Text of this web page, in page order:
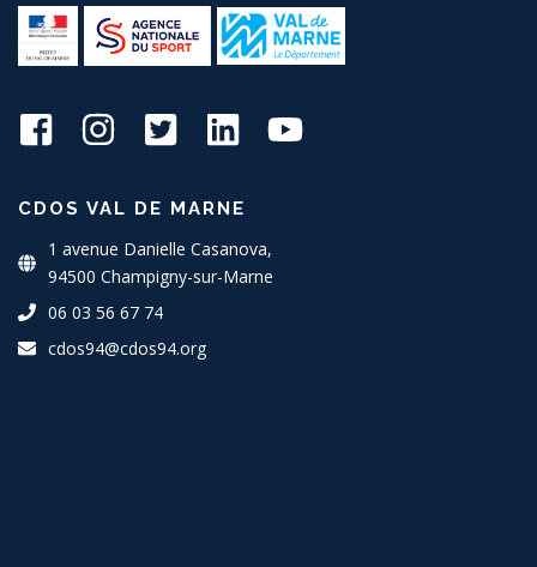
CDOS VAL DE MARNE
1 avenue Danielle Casanova,
94500 Champigny-sur-Marne
06 03 56 67 74
cdos94@cdos94.org